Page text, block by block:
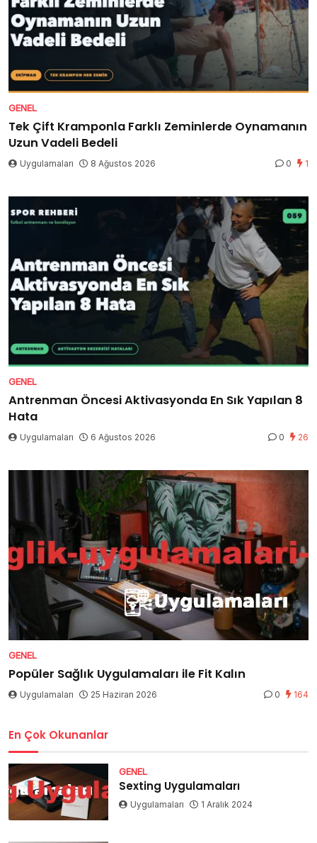
GENEL
Tek Çift Kramponla Farklı Zeminlerde Oynamanın
Uzun Vadeli Bedeli
Uygulamaları 8 Ağustos 2026 0 1
GENEL
Antrenman Öncesi Aktivasyonda En Sık Yapılan 8
Hata
Uygulamaları 6 Ağustos 2026 0 26
GENEL
Popüler Sağlık Uygulamaları ile Fit Kalın
Uygulamaları 25 Haziran 2026 0 164
En Çok Okunanlar
GENEL
Sexting Uygulamaları
Uygulamaları 1 Aralık 2024